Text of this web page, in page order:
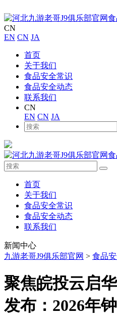
CN
EN CN JA
首页
关于我们
食品安全常识
食品安全动态
联系我们
CN
EN CN JA
首页
关于我们
食品安全常识
食品安全动态
联系我们
新闻中心
九游老哥J9俱乐部官网 > 食品
聚焦皖投云启
发布：2026年